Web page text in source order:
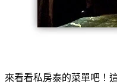
來看看私房泰的菜單吧！